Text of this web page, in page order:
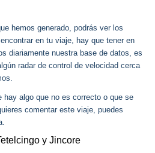
hemos generado, podrás ver los
en tu viaje, hay que tener en
diariamente nuestra base de datos, es
radar de control de velocidad cerca
algo que no es correcto o que se
comentar este viaje, puedes
y Jincore